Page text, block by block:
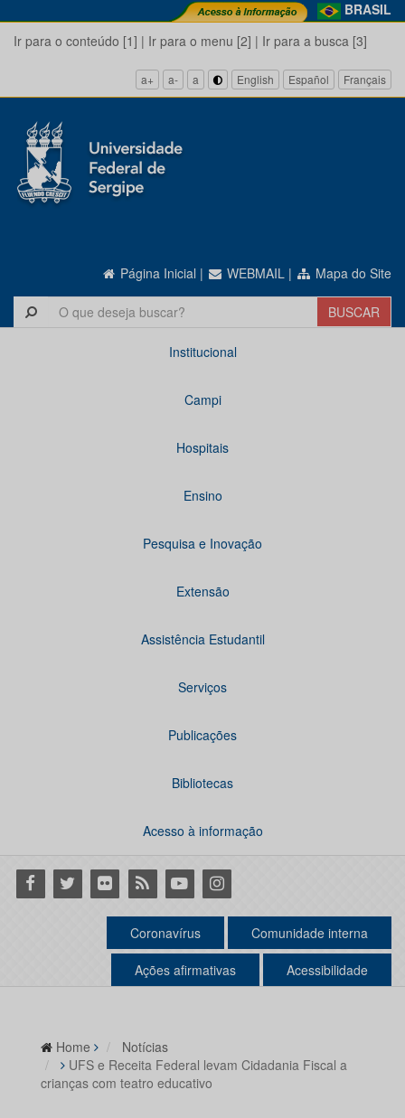
BRASIL
Ir para o conteúdo [1] | Ir para o menu [2] | Ir para a busca [3]
a+ a- a English Español Français
Página Inicial | WEBMAIL | Mapa do Site
Institucional
Campi
Hospitais
Ensino
Pesquisa e Inovação
Extensão
Assistência Estudantil
Serviços
Publicações
Bibliotecas
Acesso à informação
Facebook
Twitter Flickr RSS YoutubeInstagram
Coronavírus Comunidade interna
Ações afirmativas Acessibilidade
Home
Notícias
UFS e Receita Federal levam Cidadania Fiscal a
crianças com teatro educativo